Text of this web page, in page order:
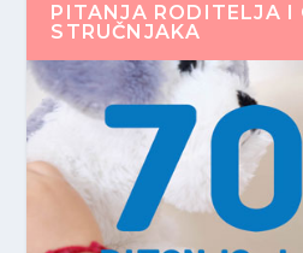
PITANJA RODITELJA I
STRUČNJAKA